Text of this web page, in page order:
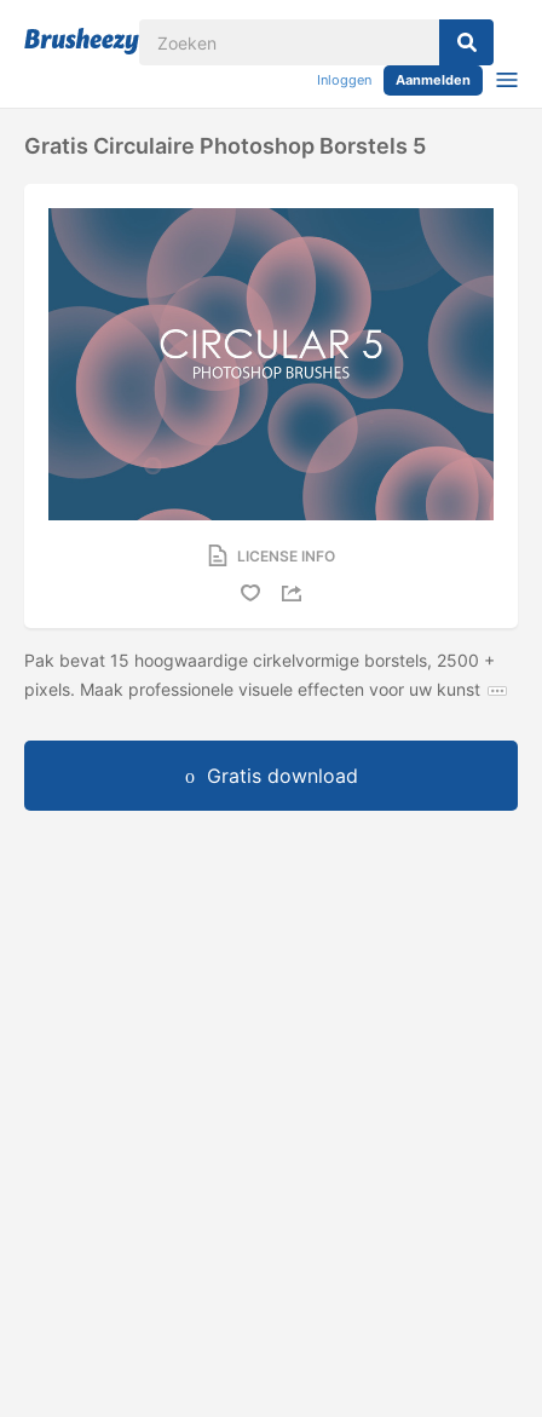
Inloggen Aanmelden
Gratis Circulaire Photoshop Borstels 5
LICENSE INFO
Pak bevat 15 hoogwaardige cirkelvormige borstels, 2500 +
pixels. Maak professionele visuele effecten voor uw kunst
Gratis download